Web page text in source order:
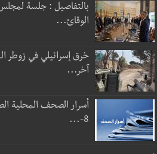
بالتفاصيل : جلسة
الوقائ...
خرق إسرائيلي في زوطر
آخر...
أسرار الصحف المحلية
8-...